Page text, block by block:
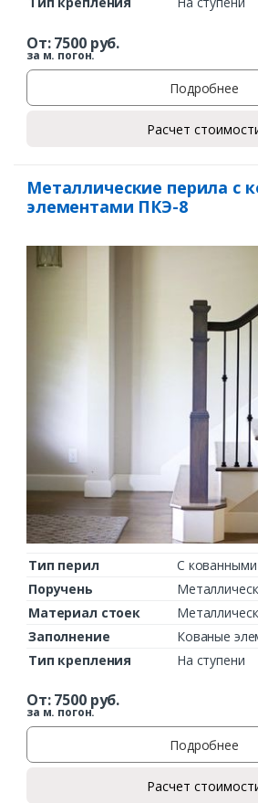
От:7500руб.
за м. погон.
Подробнее
Расчет
Металлические перила с
элементами ПКЭ-8
Тип перил
С
Поручень
Материал стоек
Заполнение
Кованые
Тип крепления
На ступени
От:7500руб.
за м. погон.
Подробнее
Расчет